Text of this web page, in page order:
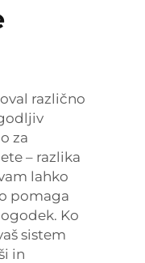
različno
za
– razlika
lahko
pomaga
Ko
sistem
in